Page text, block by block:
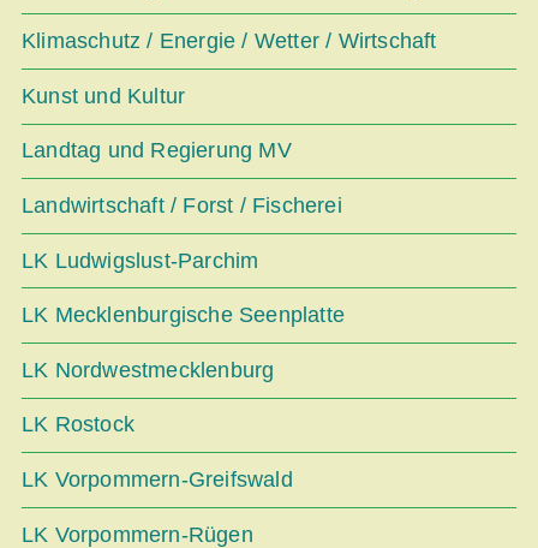
Klimaschutz / Energie / Wetter / Wirtschaft
Kunst und Kultur
Landtag und Regierung MV
Landwirtschaft / Forst / Fischerei
LK Ludwigslust-Parchim
LK Mecklenburgische Seenplatte
LK Nordwestmecklenburg
LK Rostock
LK Vorpommern-Greifswald
LK Vorpommern-Rügen